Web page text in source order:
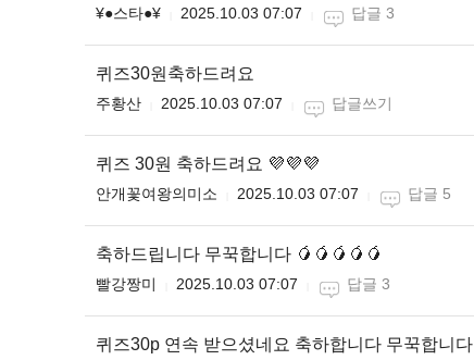
¥●스타●¥ 2025.10.03 07:07 답글 3
퀴즈30원축하드려요
주황산 2025.10.03 07:07 답글쓰기
퀴즈 30원 축하드려요 💜💜💜
안개꽃여왕의미소 2025.10.03 07:07 답글 5
축하드립니다 무꾹합니다 🥭🥭🥭🥭🥭
빨강짱미 2025.10.03 07:07 답글 3
퀴즈30p 연속 받으셨네요 축하합니다 무꾹합니다